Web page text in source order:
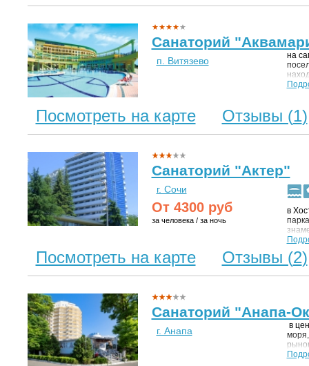
Санаторий
п. Витязево
на
Посмотреть на карте Отзывы (1)
Санаторий "Актер"
г. Сочи
От 4300руб
за человека / за ночь
в
км,
Посмотреть на карте Отзывы (2)
Санаторий "Анапа-
г. Анапа
в